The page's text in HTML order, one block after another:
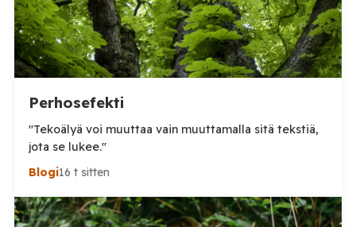
Perhosefekti
"Tekoälyä voi muuttaa vain muuttamalla sitä tekstiä,
jota se lukee."
Blogi16 t sitten